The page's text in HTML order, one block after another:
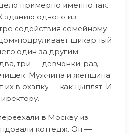
примерно именно так.
зданию одного из
содействия семейному
шикарный
один за другим
три — девчонки, раз,
Мужчина и женщина
их в охапку — как цыплят. И
в Москву из
коттедж. Он —